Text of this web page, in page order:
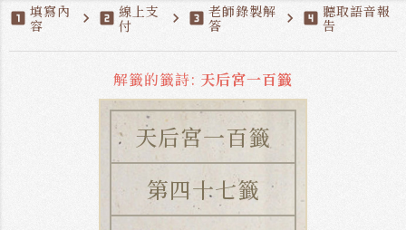
looks_one 填寫內
容
chevron_right looks_two 線上支
付
chevron_right looks_3 老師錄製解
答
chevron_right looks_4 聽取語音報
告
解籤的籤詩: 天后宮一百籤
天后宮一百籤
第四十七籤